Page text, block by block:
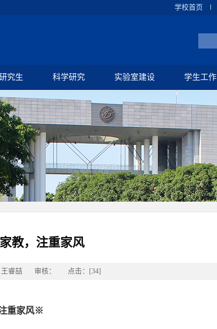
学校首页
究生 科学研究 实验室建设 学生工作
教，注重家风
王睿喆 审核： 点击：[34]
重家风※